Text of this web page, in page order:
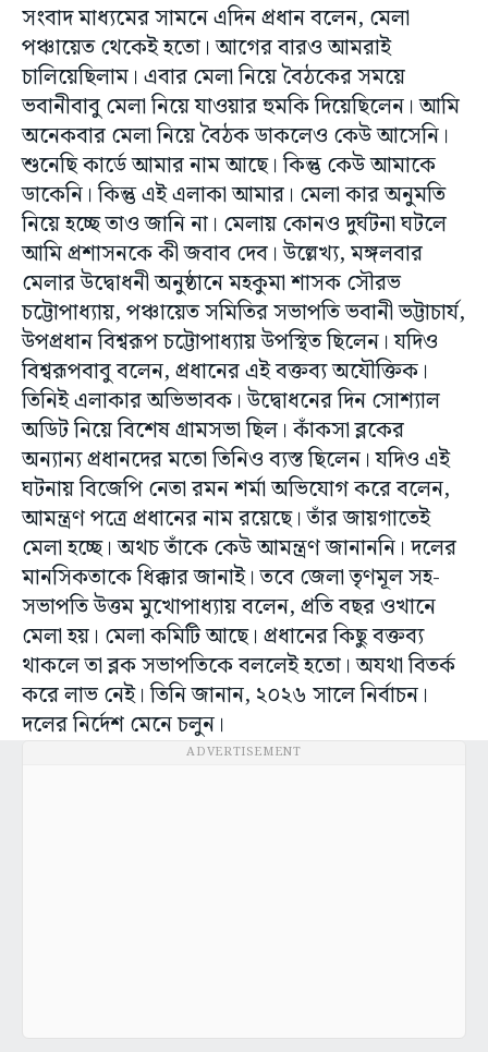
সংবাদ মাধ্যমের সামনে এদিন প্রধান বলেন, মেলা
পঞ্চায়েত থেকেই হতো। আগের বারও আমরাই
চালিয়েছিলাম। এবার মেলা নিয়ে বৈঠকের সময়ে
ভবানীবাবু মেলা নিয়ে যাওয়ার হুমকি দিয়েছিলেন। আমি
অনেকবার মেলা নিয়ে বৈঠক ডাকলেও কেউ আসেনি।
শুনেছি কার্ডে আমার নাম আছে। কিন্তু কেউ আমাকে
ডাকেনি। কিন্তু এই এলাকা আমার। মেলা কার অনুমতি
নিয়ে হচ্ছে তাও জানি না। মেলায় কোনও দুর্ঘটনা ঘটলে
আমি প্রশাসনকে কী জবাব দেব। উল্লেখ্য, মঙ্গলবার
মেলার উদ্বোধনী অনুষ্ঠানে মহকুমা শাসক সৌরভ
চট্টোপাধ্যায়, পঞ্চায়েত সমিতির সভাপতি ভবানী ভট্টাচার্য,
উপপ্রধান বিশ্বরূপ চট্টোপাধ্যায় উপস্থিত ছিলেন। যদিও
বিশ্বরূপবাবু বলেন, প্রধানের এই বক্তব্য অযৌক্তিক।
তিনিই এলাকার অভিভাবক। উদ্বোধনের দিন সোশ্যাল
অডিট নিয়ে বিশেষ গ্রামসভা ছিল। কাঁকসা ব্লকের
অন্যান্য প্রধানদের মতো তিনিও ব্যস্ত ছিলেন। যদিও এই
ঘটনায় বিজেপি নেতা রমন শর্মা অভিযোগ করে বলেন,
আমন্ত্রণ পত্রে প্রধানের নাম রয়েছে। তাঁর জায়গাতেই
মেলা হচ্ছে। অথচ তাঁকে কেউ আমন্ত্রণ জানাননি। দলের
মানসিকতাকে ধিক্কার জানাই। তবে জেলা তৃণমূল সহ-
সভাপতি উত্তম মুখোপাধ্যায় বলেন, প্রতি বছর ওখানে
মেলা হয়। মেলা কমিটি আছে। প্রধানের কিছু বক্তব্য
থাকলে তা ব্লক সভাপতিকে বললেই হতো। অযথা বিতর্ক
করে লাভ নেই। তিনি জানান, ২০২৬ সালে নির্বাচন।
দলের নির্দেশ মেনে চলুন।
ADVERTISEMENT